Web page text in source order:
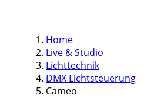
Home
Live & Studio
Lichttechnik
DMX Lichtsteuerung
Cameo